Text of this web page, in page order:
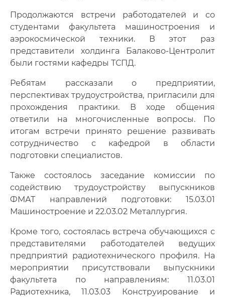
Продолжаются встречи работодателей и со
студентами факультета машиностроения и
аэрокосмической техники. В этот раз
представители холдинга Балаково-Центролит
были гостями кафедры ТСПД.
Ребятам рассказали о предприятии,
перспективах трудоустройства, пригласили для
прохождения практики. В ходе общения
ответили на многочисленные вопросы. По
итогам встречи принято решение развивать
сотрудничество с кафедрой в области
подготовки специалистов.
Также состоялось заседание комиссии по
содействию трудоустройству выпускников
ФМАТ направлений подготовки: 15.03.01
Машиностроение и 22.03.02 Металлургия.
Кроме того, состоялась встреча обучающихся с
представителями работодателей ведущих
предприятий радиотехнического профиля. На
мероприятии присутствовали выпускники
факультета по направлениям: 11.03.01
Радиотехника, 11.03.03 Конструирование и